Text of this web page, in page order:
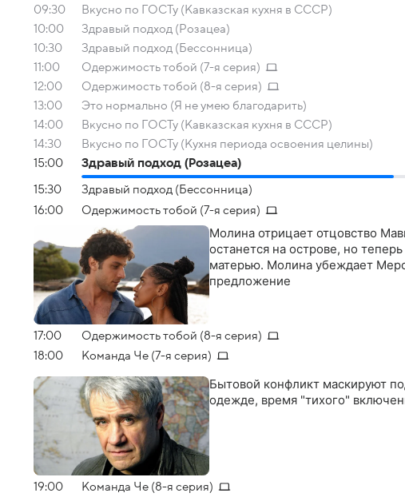
09:30
Вкусно по ГОСТу (Кавказская кухня в СССР)
10:00
Здравый подход (Розацеа)
10:30
Здравый подход (Бессонница)
11:00
Одержимость тобой (7-я серия)
12:00
Одержимость тобой (8-я серия)
13:00
Это нормально (Я не умею благодарить)
14:00
Вкусно по ГОСТу (Кавказская кухня в СССР)
14:30
Вкусно по ГОСТу (Кухня периода освоения целины)
15:00
Здравый подход (Розацеа)
15:30
Здравый подход (Бессонница)
16:00
Одержимость тобой (7-я серия)
Молина отрицает отцовство
останется на острове, но
матерью. Молина убеждает
предложение
17:00
Одержимость тобой (8-я серия)
18:00
Команда Че (7-я серия)
Бытовой конфликт маскируют
одежде, время "тихого"
19:00
Команда Че (8-я серия)